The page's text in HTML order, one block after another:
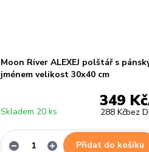
Moon River ALEXEJ polštář s
jménem velikost 30x40 cm
349 Kč
288 Kčbez
Skladem 20 ks
Přidat do košíku